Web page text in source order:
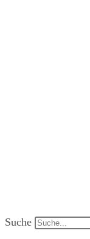
Suche